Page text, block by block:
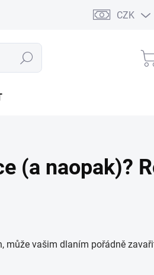
CZK
Hledat
(a naopak)?
může vašim dlaním pořádně